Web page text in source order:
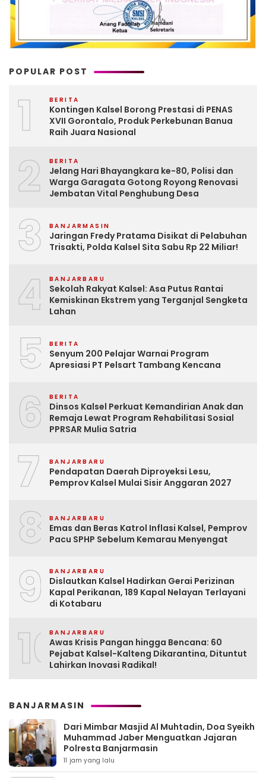
POPULAR POST
1 BERITA
Kontingen Kalsel Borong Prestasi di PENAS
XVII Gorontalo, Produk Perkebunan Banua
Raih Juara Nasional
2 BERITA
Jelang Hari Bhayangkara ke-80, Polisi dan
Warga Garagata Gotong Royong Renovasi
Jembatan Vital Penghubung Desa
3 BANJARMASIN
Jaringan Fredy Pratama Disikat di Pelabuhan
Trisakti, Polda Kalsel Sita Sabu Rp 22 Miliar!
4 BANJARBARU
Sekolah Rakyat Kalsel: Asa Putus Rantai
Kemiskinan Ekstrem yang Terganjal Sengketa
Lahan
5 BERITA
Senyum 200 Pelajar Warnai Program
Apresiasi PT Pelsart Tambang Kencana
6 BERITA
Dinsos Kalsel Perkuat Kemandirian Anak dan
Remaja Lewat Program Rehabilitasi Sosial
PPRSAR Mulia Satria
7 BANJARBARU
Pendapatan Daerah Diproyeksi Lesu,
Pemprov Kalsel Mulai Sisir Anggaran 2027
8 BANJARBARU
Emas dan Beras Katrol Inflasi Kalsel, Pemprov
Pacu SPHP Sebelum Kemarau Menyengat
9 BANJARBARU
Dislautkan Kalsel Hadirkan Gerai Perizinan
Kapal Perikanan, 189 Kapal Nelayan Terlayani
di Kotabaru
10BANJARBARU
Awas Krisis Pangan hingga Bencana: 60
Pejabat Kalsel-Kalteng Dikarantina, Dituntut
Lahirkan Inovasi Radikal!
BANJARMASIN
Dari Mimbar Masjid Al Muhtadin, Doa Syeikh
Muhammad Jaber Menguatkan Jajaran
Polresta Banjarmasin
11 jam yang lalu